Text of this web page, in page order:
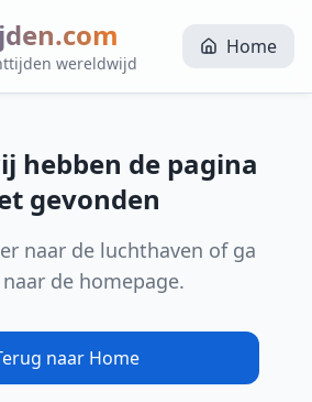
wereldwijd
Home
hebben de pagina
gevonden
naar de luchthaven of ga
de homepage.
naar Home